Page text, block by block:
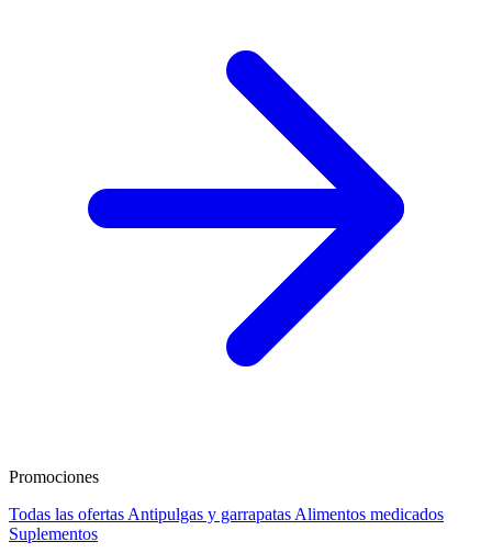
Promociones
Todas las ofertas Antipulgas y garrapatas Alimentos medicados
Suplementos